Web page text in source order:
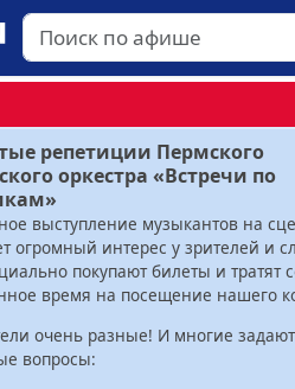
репетиции Пермского
оркестра «Встречи по
выступление музыкантов на
огромный интерес у зрителей и
покупают билеты и тратят
время на посещение нашего
очень разные! И многие
вопросы: